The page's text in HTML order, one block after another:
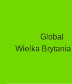
Global
Wielka Brytania